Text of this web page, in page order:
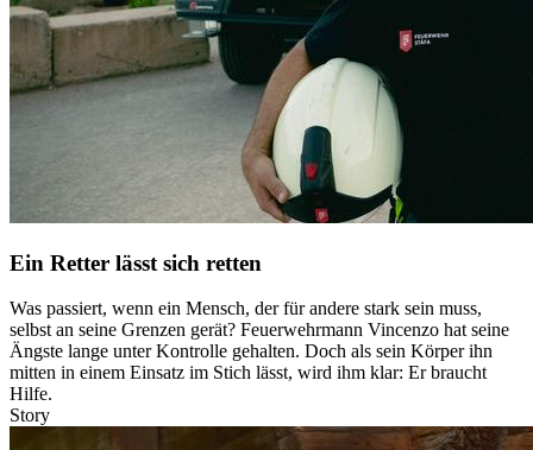
Ein Retter lässt sich retten
Was passiert, wenn ein Mensch, der für andere stark sein muss,
selbst an seine Grenzen gerät? Feuerwehrmann Vincenzo hat seine
Ängste lange unter Kontrolle gehalten. Doch als sein Körper ihn
mitten in einem Einsatz im Stich lässt, wird ihm klar: Er braucht
Hilfe.
Story